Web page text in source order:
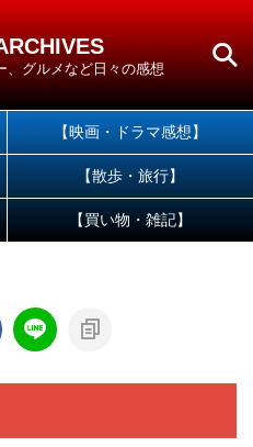
、グルメなど日々の感想
【映画・ドラマ感想】
【散歩・旅行】
【買い物・雑記】